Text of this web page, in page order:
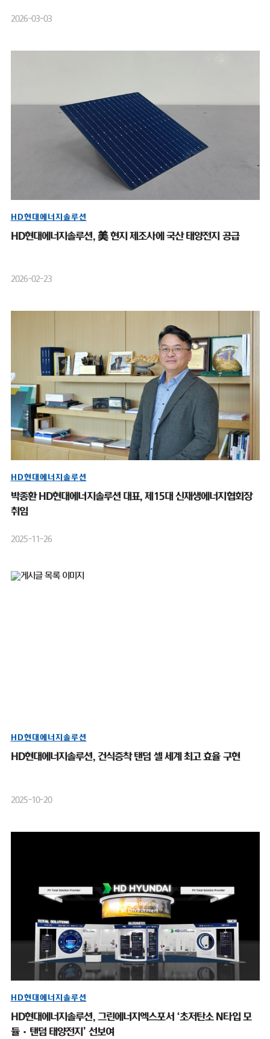
2026-03-03
HD현대에너지솔루션
HD현대에너지솔루션, 美 현지 제조사에 국산 태양전지 공급
2026-02-23
HD현대에너지솔루션
박종환 HD현대에너지솔루션 대표, 제15대 신재생에너지협회장
취임
2025-11-26
HD현대에너지솔루션
HD현대에너지솔루션, 건식증착 탠덤 셀 세계 최고 효율 구현
2025-10-20
HD현대에너지솔루션
HD현대에너지솔루션, 그린에너지엑스포서 ‘초저탄소 N타입 모
듈·탠덤 태양전지’ 선보여